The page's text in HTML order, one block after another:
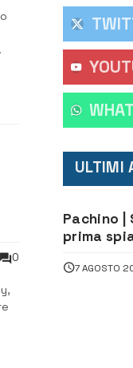
0
ULTIMI
Pachino |
prima
7 AGOSTO